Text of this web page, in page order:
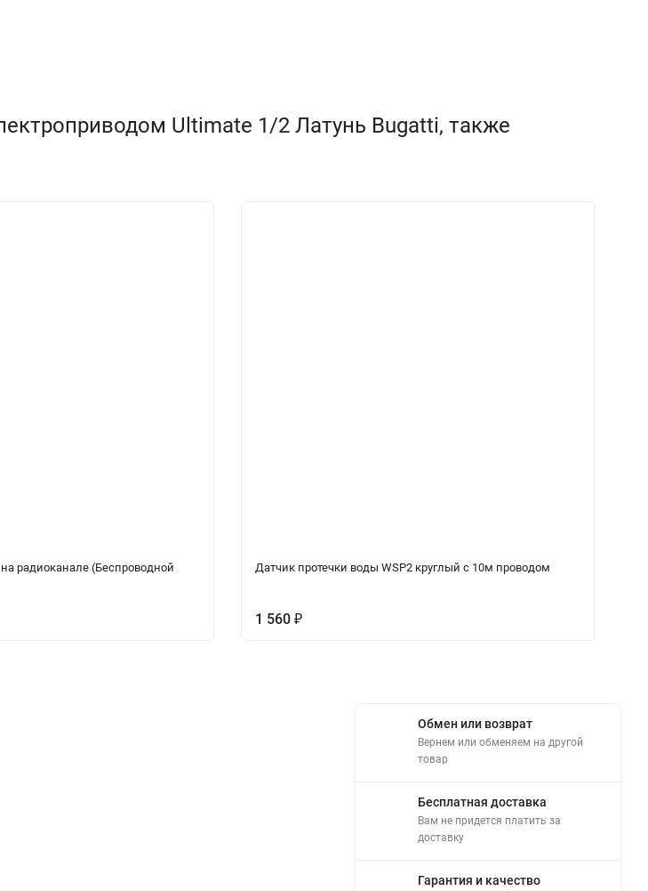
Ultimate 1/2 Латунь Bugatti, также
радиоканале (Беспроводной
Датчик протечки воды WSP2 круглый с 10м проводом
1 560 ₽
Обмен или возврат
Вернем или обменяем на другой
товар
Бесплатная доставка
Вам не придется платить за
доставку
Гарантия и качество